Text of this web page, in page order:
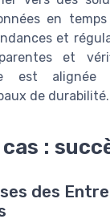
en
et
et
est
de durabilité.
:
des